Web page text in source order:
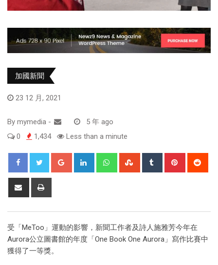
加國新聞
23 12 月, 2021
By mymedia -
5 年 ago
0
1,434 Less than a minute
受「MeToo」運動的影響，新聞工作者及詩人施雅芳今年在
Aurora公立圖書館的年度「One Book One Aurora」寫作比賽中
獲得了一等獎。